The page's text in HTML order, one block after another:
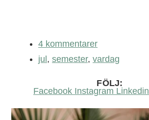
4 kommentarer
jul, semester, vardag
FÖLJ:
Facebook Instagram Linkedin